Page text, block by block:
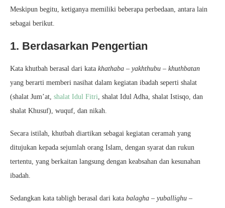
Meskipun begitu, ketiganya memiliki beberapa perbedaan, antara lain
sebagai berikut.
1. Berdasarkan Pengertian
Kata khutbah berasal dari kata khathaba – yakhthubu – khuthbatan
yang berarti memberi nasihat dalam kegiatan ibadah seperti shalat
(shalat Jum’at, shalat Idul Fitri, shalat Idul Adha, shalat Istisqo, dan
shalat Khusuf), wuquf, dan nikah.
Secara istilah, khutbah diartikan sebagai kegiatan ceramah yang
ditujukan kepada sejumlah orang Islam, dengan syarat dan rukun
tertentu, yang berkaitan langsung dengan keabsahan dan kesunahan
ibadah.
Sedangkan kata tabligh berasal dari kata balagha – yuballighu –